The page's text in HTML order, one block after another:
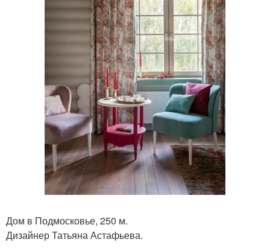
Дом в Подмосковье, 250 м.
Дизайнер Татьяна Астафьева.